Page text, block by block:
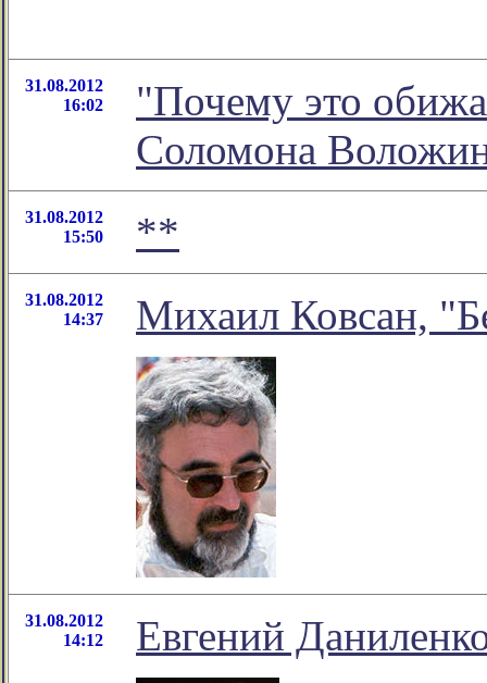
31.08.2012
16:02
"Почему это
Соломона
31.08.2012
15:50
**
31.08.2012
14:37
Михаил Ковсан,
31.08.2012
14:12
Евгений